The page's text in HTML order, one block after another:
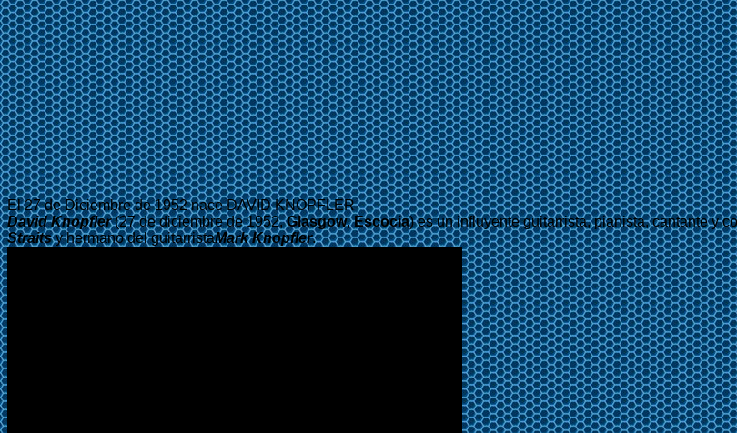
El 27 de Diciembre de 1952 nace DAVID KNOPFLER
David Knopfler(27 de diciembre de 1952,Glasgow,Escocia) es un influyente guitarrista, pianista, cantante y
Straitsy hermano del guitarristaMark Knopfler.